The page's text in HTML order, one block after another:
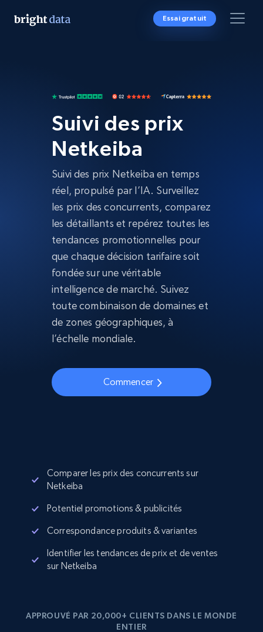
Essai gratuit
Suivi des prix
Netkeiba
Suivi des prix Netkeiba en temps
réel, propulsé par l’IA. Surveillez
les prix des concurrents, comparez
les détaillants et repérez toutes les
tendances promotionnelles pour
que chaque décision tarifaire soit
fondée sur une véritable
intelligence de marché. Suivez
toute combinaison de domaines et
de zones géographiques, à
l’échelle mondiale.
Commencer
Comparer les prix des concurrents sur
Netkeiba
Potentiel promotions & publicités
Correspondance produits & variantes
Identifier les tendances de prix et de ventes
sur Netkeiba
APPROUVÉ PAR 20,000+ CLIENTS DANS LE MONDE
ENTIER